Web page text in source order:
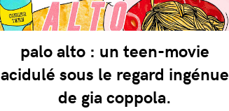
palo alto : un teen-movie
acidulé sous le regard ingénue
de gia coppola.